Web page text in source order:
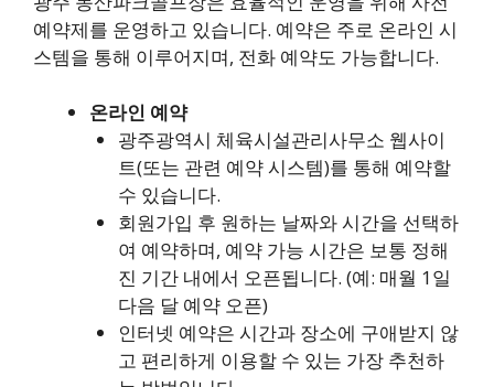
예약제를 운영하고 있습니다. 예약은 주로 온라인 시
스템을 통해 이루어지며, 전화 예약도 가능합니다.
온라인 예약
광주광역시 체육시설관리사무소 웹사이
트(또는 관련 예약 시스템)를 통해 예약할
수 있습니다.
회원가입 후 원하는 날짜와 시간을 선택하
여 예약하며, 예약 가능 시간은 보통 정해
진 기간 내에서 오픈됩니다. (예: 매월 1일
다음 달 예약 오픈)
인터넷 예약은 시간과 장소에 구애받지 않
고 편리하게 이용할 수 있는 가장 추천하